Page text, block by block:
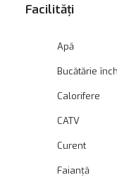
Facilități
Apă
Bucătărie
Calorifere
CATV
Curent
Faianță